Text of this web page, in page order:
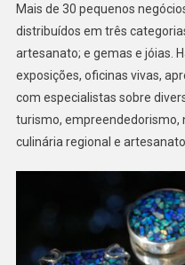
Mais de 30 pequenos
distribuídos em três
artesanato; e gemas e jóias.
exposições, oficinas vivas,
com especialistas sobre
turismo, empreendedorismo,
culinária regional e